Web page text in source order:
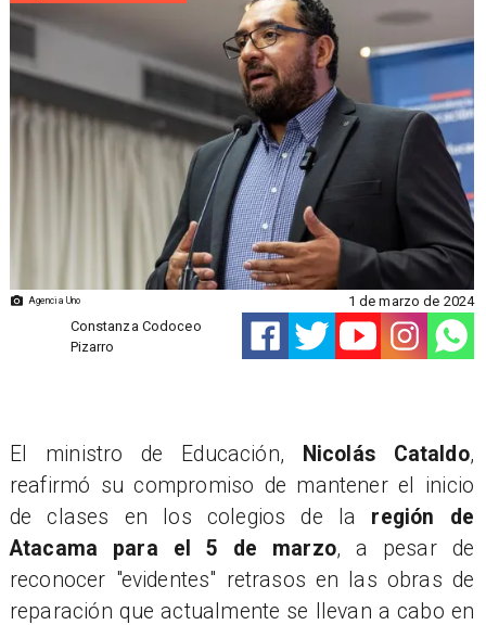
Agencia Uno
Constanza Codoceo
Pizarro
1 de marzo de 2024
El ministro de Educación, Nicolás Cataldo,
reafirmó su compromiso de mantener el inicio
de clases en los colegios de la región de
Atacama para el 5 de marzo, a pesar de
reconocer "evidentes" retrasos en las obras de
reparación que actualmente se llevan a cabo en